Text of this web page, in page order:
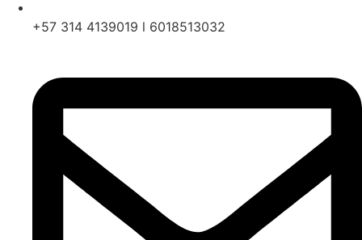
+57 314 4139019 l 6018513032